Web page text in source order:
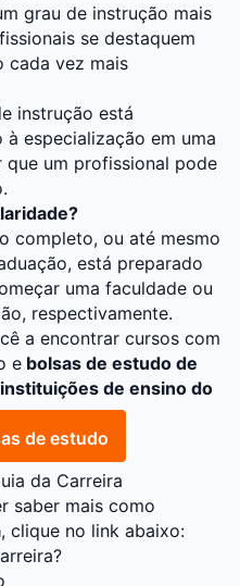
grau de instrução mais
se destaquem
cada vez mais
instrução está
especialização em uma
que um profissional pode
completo, ou até mesmo
está preparado
uma faculdade ou
respectivamente.
a encontrar cursos com
e bolsas de estudo de
de ensino do
de estudo
da Carreira
saber mais como
, clique no link abaixo: